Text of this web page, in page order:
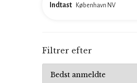
Indtast
Filtrer efter